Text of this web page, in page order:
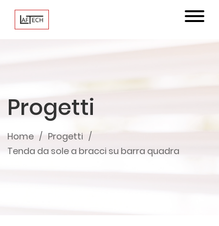
Progetti
Home
Progetti
Tenda da sole a bracci su barra quadra